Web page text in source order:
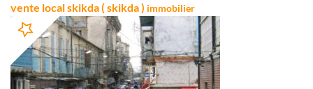
vente local skikda ( skikda ) immobilier